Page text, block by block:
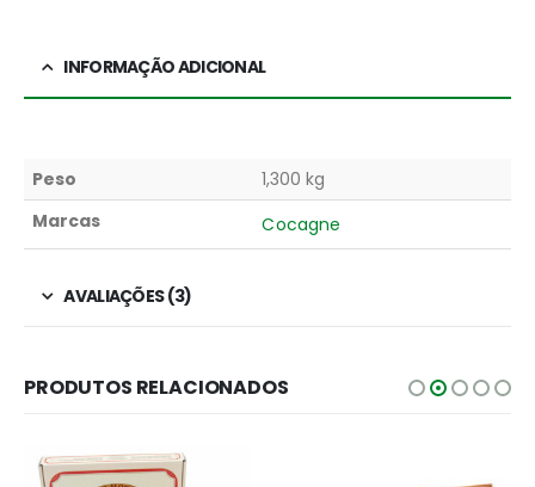
INFORMAÇÃO ADICIONAL
Peso
1,300 kg
Marcas
Cocagne
AVALIAÇÕES (3)
PRODUTOS RELACIONADOS